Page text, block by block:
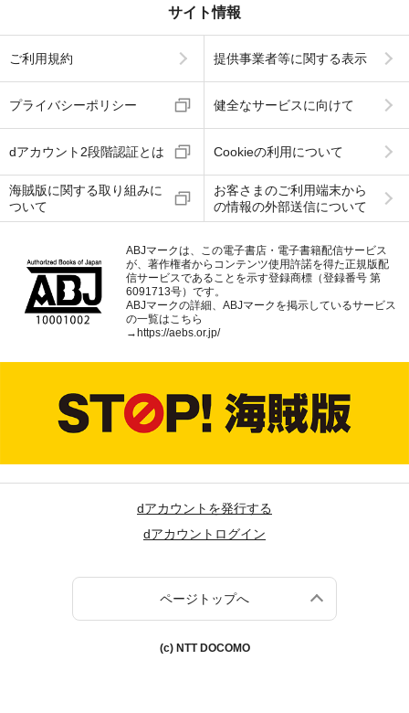
サイト情報
ご利用規約 提供事業者等に関する表示
プライバシーポリシー 健全なサービスに向けて
dアカウント2段階認証とは Cookieの利用について
海賊版に関する取り組みに
ついて
お客さまのご利用端末から
の情報の外部送信について
ABJマークは、この電子書店・電子書籍配信サービス
が、著作権者からコンテンツ使用許諾を得た正規版配
信サービスであることを示す登録商標（登録番号 第
6091713号）です。
ABJマークの詳細、ABJマークを掲示しているサービス
の一覧はこちら
→https://aebs.or.jp/
dアカウントを発行する
dアカウントログイン
ページトップへ
(c) NTT DOCOMO